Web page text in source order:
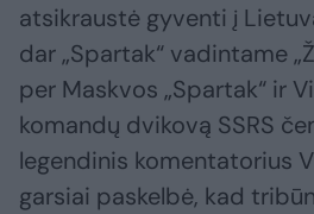
atsikraustė gyventi į
dar „Spartak“ vadintame
per Maskvos „Spartak“ ir
komandų dvikovą SSRS
legendinis komentatorius
garsiai paskelbė, kad